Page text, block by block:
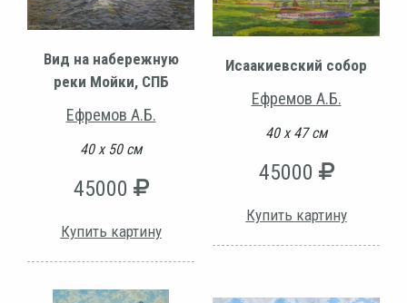
Вид на набережную
реки Мойки, СПБ
Ефремов А.Б.
40 х 50 см
45000
Купить картину
Исаакиевский собор
Ефремов А.Б.
40 х 47 см
45000
Купить картину